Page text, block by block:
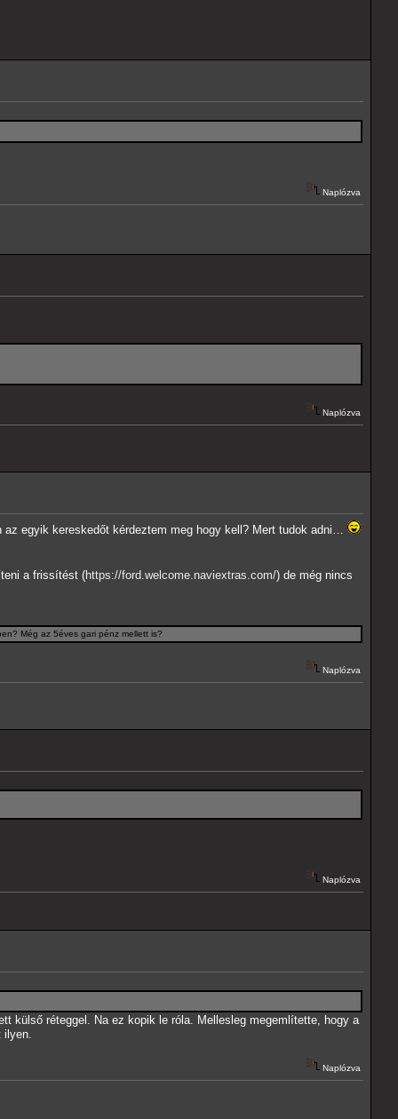
Naplózva
Naplózva
egyik kereskedőt kérdeztem meg hogy kell? Mert tudok adni…
a frissítést (https://ford.welcome.naviextras.com/) de még nincs
Még az 5éves gari pénz mellett is?
Naplózva
Naplózva
külső réteggel. Na ez kopik le róla. Mellesleg megemlítette, hogy a
Naplózva